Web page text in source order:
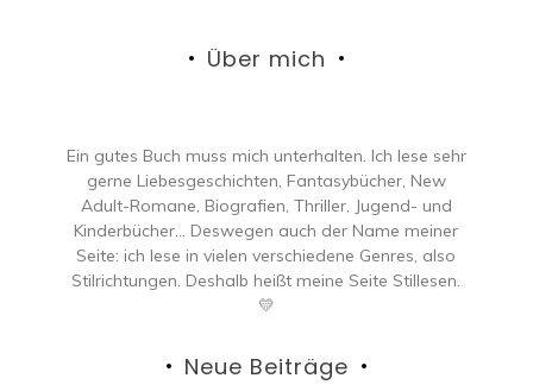
Über mich
Ein gutes Buch muss mich unterhalten. Ich lese sehr
gerne Liebesgeschichten, Fantasybücher, New
Adult-Romane, Biografien, Thriller, Jugend- und
Kinderbücher… Deswegen auch der Name meiner
Seite: ich lese in vielen verschiedene Genres, also
Stilrichtungen. Deshalb heißt meine Seite Stillesen.
💛
Neue Beiträge